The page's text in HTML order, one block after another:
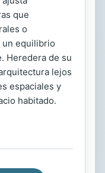
que
o
un equilibrio
Heredera de su
lejos
espaciales y
habitado.